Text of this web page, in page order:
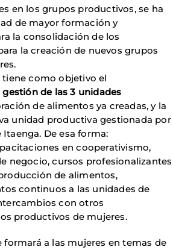
en los grupos productivos, se ha
de mayor formación y
la consolidación de los
la creación de nuevos grupos
tiene como objetivo el
de las 3 unidades
de alimentos ya creadas, y la
unidad productiva gestionada por
De esa forma:
en cooperativismo,
negocio, cursos profesionalizantes
de alimentos,
continuos a las unidades de
con otros
productivos de mujeres.
formará a las mujeres en temas de